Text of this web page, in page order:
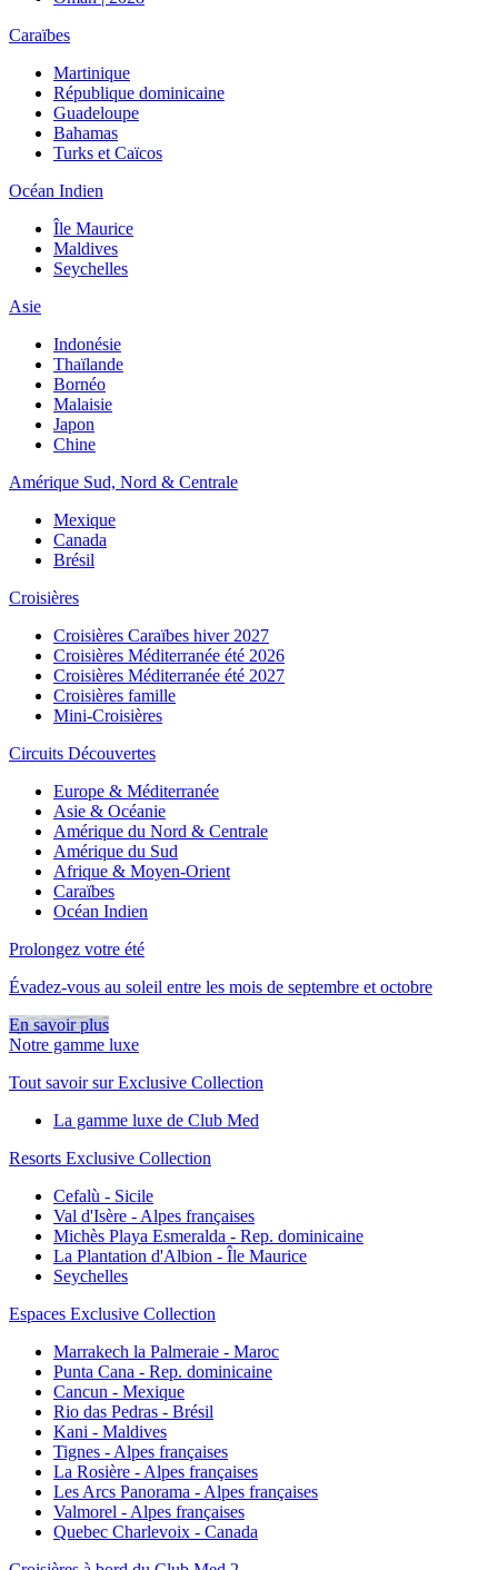
Caraïbes
Martinique
République dominicaine
Guadeloupe
Bahamas
Turks et Caïcos
Océan Indien
Île Maurice
Maldives
Seychelles
Asie
Indonésie
Thaïlande
Bornéo
Malaisie
Japon
Chine
Amérique Sud, Nord & Centrale
Mexique
Canada
Brésil
Croisières
Croisières Caraïbes hiver 2027
Croisières Méditerranée été 2026
Croisières Méditerranée été 2027
Croisières famille
Mini-Croisières
Circuits Découvertes
Europe & Méditerranée
Asie & Océanie
Amérique du Nord & Centrale
Amérique du Sud
Afrique & Moyen-Orient
Caraïbes
Océan Indien
Prolongez votre été
Évadez-vous au soleil entre les mois de septembre et octobre
En savoir plus
Notre gamme luxe
Tout savoir sur Exclusive Collection
La gamme luxe de Club Med
Resorts Exclusive Collection
Cefalù - Sicile
Val d'Isère - Alpes françaises
Michès Playa Esmeralda - Rep. dominicaine
La Plantation d'Albion - Île Maurice
Seychelles
Espaces Exclusive Collection
Marrakech la Palmeraie - Maroc
Punta Cana - Rep. dominicaine
Cancun - Mexique
Rio das Pedras - Brésil
Kani - Maldives
Tignes - Alpes françaises
La Rosière - Alpes françaises
Les Arcs Panorama - Alpes françaises
Valmorel - Alpes françaises
Quebec Charlevoix - Canada